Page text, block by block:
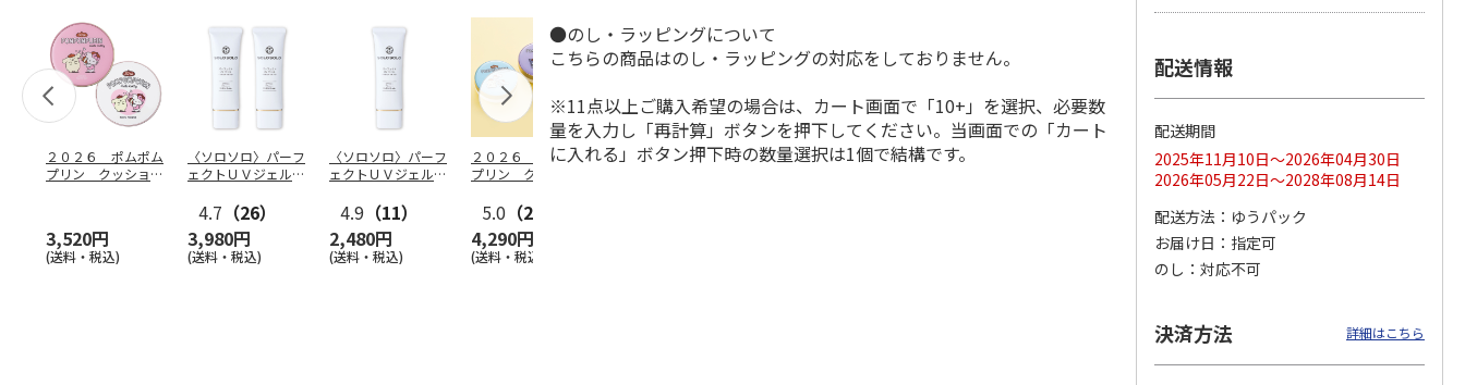
２０２６ ポムポム
プリン クッション
3,520円
(送料・税込)
〈ソロソロ〉パーフ
ェクトＵＶジェル
4.7 （26）
3,980円
(送料・税込)
〈ソロソロ〉パーフ
ェクトＵＶジェル
4.9 （11）
2,480円
(送料・税込)
２０２６ ポムポム
プリン クッション
個セ…
5.0 （2）
4,290円
(送料・税込)
ハローキティ スキ
〈ソロソロ〉パーフ
２０２６ ポムポム
〈ソロソロ〉パーフ
ェクトＵＶジェル
２本
4.8 （12）
3,980円
(送料・税込)
〈ソロソロ〉アクア
シートマスクＲ・パ
ーフェクトＵＶジェ
●のし・ラッピングについて
こちらの商品はのし・ラッピングの対応をしておりません。
※11点以上ご購入希望の場合は、カート画面で「10+」を選択、必要数
量を入力し「再計算」ボタンを押下してください。当画面での「カート
に入れる」ボタン押下時の数量選択は1個で結構です。
配送情報
配送期間
2025年11月10日～2026年04月30日
2026年05月22日～2028年08月14日
配送方法
ゆうパック
お届け日
指定可
のし
対応不可
決済方法 詳細はこちら